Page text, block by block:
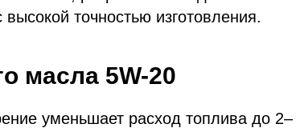
точностью изготовления.
масла 5W-20
уменьшает расход топлива до 2–